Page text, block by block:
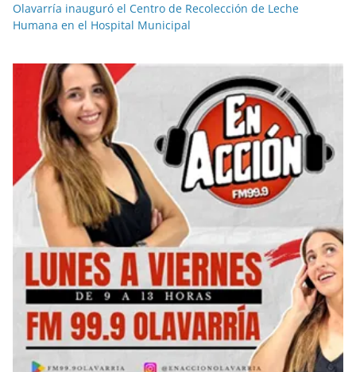
Olavarría inauguró el Centro de Recolección de Leche
Humana en el Hospital Municipal